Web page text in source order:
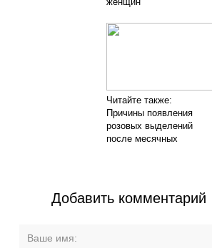
Читайте также:
Причины появления
розовых выделений
после месячных
Добавить комментарий